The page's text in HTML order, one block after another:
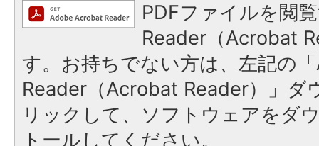
PDFファイルを閲
Reader（Acrobat
す。お持ちでない方は、左記の
Reader（Acrobat Reader）」ダ
リックして、ソフトウェアをダ
トールしてください。